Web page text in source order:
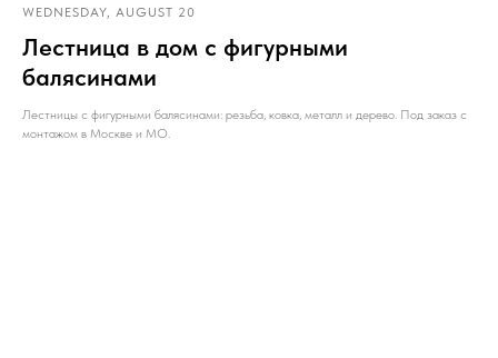
WEDNESDAY, AUGUST 20
Лестница в дом с фигурными
балясинами
Лестницы с фигурными балясинами: резьба, ковка, металл и дерево. Под заказ с
монтажом в Москве и МО.